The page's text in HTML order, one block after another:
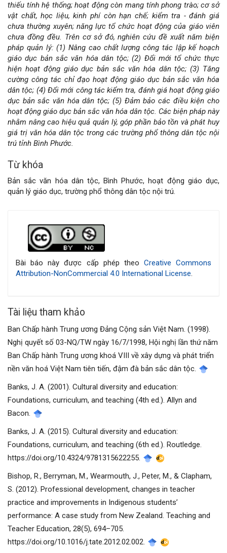
thiếu tính hệ thống; hoạt động còn mang tính phong trào; cơ sở
vật chất, học liệu, kinh phí còn hạn chế; kiểm tra - đánh giá
chưa thường xuyên; năng lực tổ chức hoạt động của giáo viên
chưa đồng đều. Trên cơ sở đó, nghiên cứu đề xuất năm biện
pháp quản lý: (1) Nâng cao chất lượng công tác lập kế hoạch
giáo dục bản sắc văn hóa dân tộc; (2) Đổi mới tổ chức thực
hiện hoạt động giáo dục bản sắc văn hóa dân tộc; (3) Tăng
cường công tác chỉ đạo hoạt động giáo dục bản sắc văn hóa
dân tộc; (4) Đổi mới công tác kiểm tra, đánh giá hoạt động giáo
dục bản sắc văn hóa dân tộc; (5) Đảm bảo các điều kiện cho
hoạt động giáo dục bản sắc văn hóa dân tộc. Các biện pháp này
nhằm nâng cao hiệu quả quản lý, góp phần bảo tồn và phát huy
giá trị văn hóa dân tộc trong các trường phổ thông dân tộc nội
trú tỉnh Bình Phước.
Từ khóa
Bản sắc văn hóa dân tộc, Bình Phước, hoạt động giáo dục,
quản lý giáo dục, trường phổ thông dân tộc nội trú.
bài
Bài báo này được cấp phép theo Creative Commons
Attribution-NonCommercial 4.0 International License.
Tài liệu tham khảo
Ban Chấp hành Trung ương Đảng Cộng sản Việt Nam. (1998).
Nghị quyết số 03-NQ/TW ngày 16/7/1998, Hội nghị lần thứ năm
Ban Chấp hành Trung ương khoá VIII về xây dựng và phát triển
nền văn hoá Việt Nam tiên tiến, đậm đà bản sắc dân tộc.
Banks, J. A. (2001). Cultural diversity and education:
Foundations, curriculum, and teaching (4th ed.). Allyn and
Bacon.
Banks, J. A. (2015). Cultural diversity and education:
Foundations, curriculum, and teaching (6th ed.). Routledge.
https://doi.org/10.4324/9781315622255.
Bishop, R., Berryman, M., Wearmouth, J., Peter, M., & Clapham,
S. (2012). Professional development, changes in teacher
practice and improvements in Indigenous students’
performance: A case study from New Zealand. Teaching and
Teacher Education, 28(5), 694–705.
https://doi.org/10.1016/j.tate.2012.02.002.